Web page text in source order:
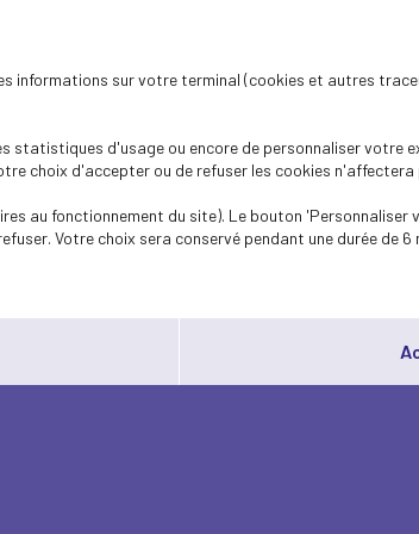
informations sur votre terminal (cookies et autres
statistiques d'usage ou encore de personnaliser votre
choix d'accepter ou de refuser les cookies
au fonctionnement du site). Le bouton 'Personnaliser
Votre choix sera conservé pendant une durée de 6